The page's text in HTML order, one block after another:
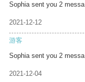
Sophia sent you 2 messa
2021-12-12
游客
Sophia sent you 2 messa
2021-12-04